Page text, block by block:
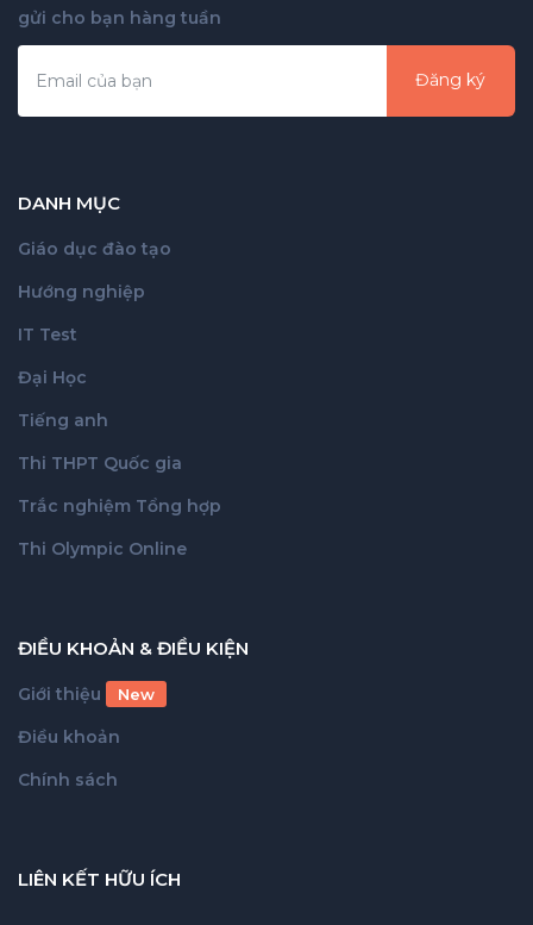
gửi cho bạn hàng tuần
Đăng ký
DANH MỤC
Giáo dục đào tạo
Hướng nghiệp
IT Test
Đại Học
Tiếng anh
Thi THPT Quốc gia
Trắc nghiệm Tổng hợp
Thi Olympic Online
ĐIỀU KHOẢN & ĐIỀU KIỆN
Giới thiệu New
Điều khoản
Chính sách
LIÊN KẾT HỮU ÍCH